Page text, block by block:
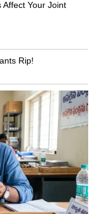
పెట్టొచ్చు.
ఉంది...
ఇన్నింగ్స్‌లో 150
ఇన్నింగ్స్‌లో